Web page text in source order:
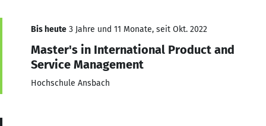
Bis heute 3 Jahre und 11 Monate, seit Okt. 2022
Master's in International Product and
Service Management
Hochschule Ansbach